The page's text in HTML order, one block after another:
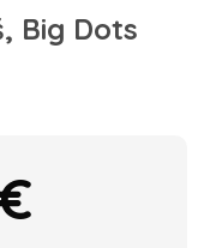
Big Dots